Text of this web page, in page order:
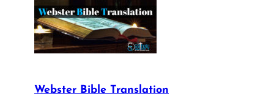
Webster Bible Translation